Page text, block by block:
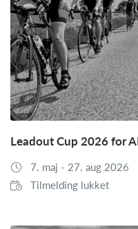
Leadout Cup 2026 for
7. maj - 27. aug 2026
Tilmelding lukket